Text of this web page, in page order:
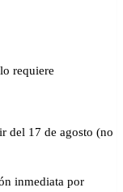
requiere
del 17 de agosto (no
inmediata por